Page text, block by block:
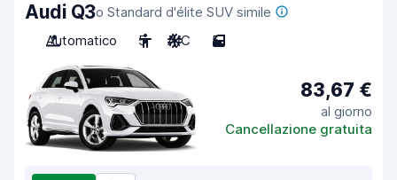
Audi Q3o Standard d'élite SUV simile
Automatico
5 A/C 5
83,67 €
al giorno
Cancellazione gratuita